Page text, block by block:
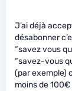
J’ai déjà
désabonner
“savez vous
“savez-vous
(par exemple)
moins de